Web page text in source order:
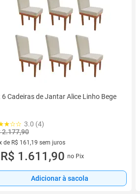
6 Cadeiras de Jantar Alice Linho Bege
3.0 (4)
2.177,90
de R$ 161,19 sem juros
vez de R$ 161,19 sem juros
R$ 1.611,90 no Pix
Adicionar à sacola